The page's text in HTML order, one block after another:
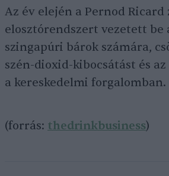
Az év elején a Pernod
elosztórendszert vezetett be
szingapúri bárok számára,
szén-dioxid-kibocsátást és
a kereskedelmi forgalomban.
(forrás: thedrinkbusiness)